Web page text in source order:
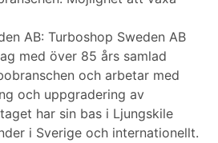
AB: Turboshop Sweden AB
med över 85 års samlad
och arbetar med
och uppgradering av
har sin bas i Ljungskile
i Sverige och internationellt.